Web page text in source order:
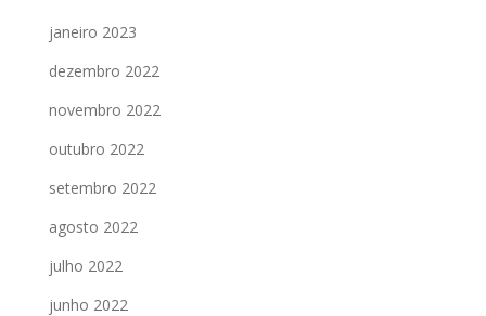
janeiro 2023
dezembro 2022
novembro 2022
outubro 2022
setembro 2022
agosto 2022
julho 2022
junho 2022